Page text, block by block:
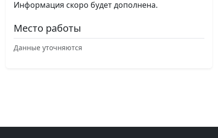
Информация скоро будет дополнена.
Место работы
Данные уточняются